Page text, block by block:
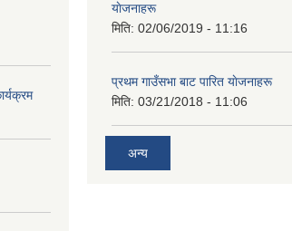
याेजनाहरू
मिति: 02/06/2019 - 11:16
प्रथम गाउँसभा बाट पारित याेजनाहरू
मिति: 03/21/2018 - 11:06
अन्य